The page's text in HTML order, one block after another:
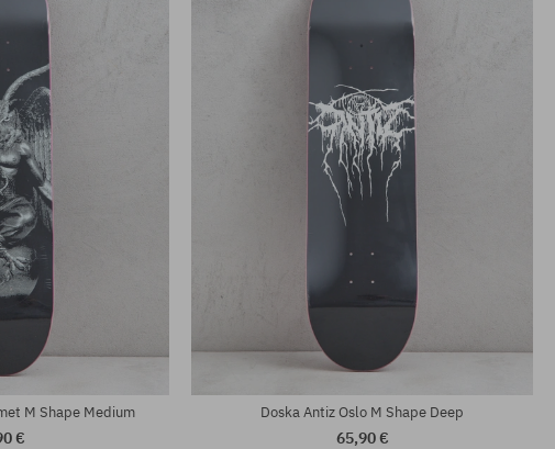
M Shape Medium
€
Doska Antiz Oslo M Shape Deep
65,90 €